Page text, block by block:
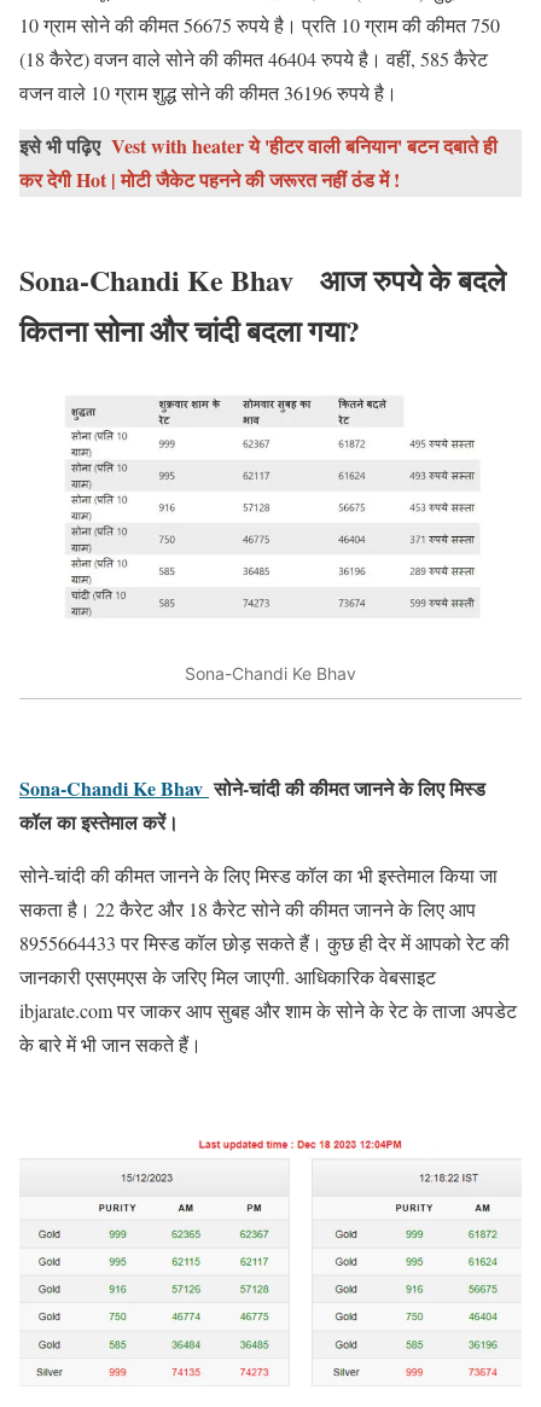
10 ग्राम सोने की कीमत 56675 रुपये है। प्रति 10 ग्राम की कीमत 750
(18 कैरेट) वजन वाले सोने की कीमत 46404 रुपये है। वहीं, 585 कैरेट
वजन वाले 10 ग्राम शुद्ध सोने की कीमत 36196 रुपये है।
इसे भी पढ़िए Vest with heater ये 'हीटर वाली बनियान' बटन दबाते ही
कर देगी Hot | मोटी जैकेट पहनने की जरूरत नहीं ठंड में !
Sona-Chandi Ke Bhav
आज रुपये के बदले
कितना सोना और चांदी बदला गया?
Sona-Chandi Ke Bhav
Sona-Chandi Ke Bhav सोने-चांदी की कीमत जानने के लिए मिस्ड
कॉल का इस्तेमाल करें।
सोने-चांदी की कीमत जानने के लिए मिस्ड कॉल का भी इस्तेमाल किया जा
सकता है। 22 कैरेट और 18 कैरेट सोने की कीमत जानने के लिए आप
8955664433 पर मिस्ड कॉल छोड़ सकते हैं। कुछ ही देर में आपको रेट की
जानकारी एसएमएस के जरिए मिल जाएगी. आधिकारिक वेबसाइट
ibjarate.com पर जाकर आप सुबह और शाम के सोने के रेट के ताजा अपडेट
के बारे में भी जान सकते हैं।